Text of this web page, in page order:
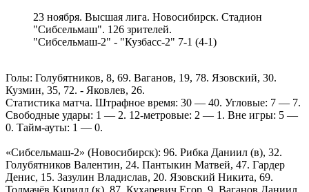
23 ноября. Высшая лига. Новосибирск. Стадион
"Сибсельмаш". 126 зрителей.
"Сибсельмаш-2" - "Кузбасс-2" 7-1 (4-1)
Голы: Голубятников, 8, 69. Ваганов, 19, 78. Язовский, 30.
Кузмин, 35, 72. - Яковлев, 26.
Статистика матча. Штрафное время: 30 — 40. Угловые: 7 — 7.
Свободные удары: 1 — 2. 12-метровые: 2 — 1. Вне игры: 5 —
0. Тайм-ауты: 1 — 0.
«Сибсельмаш-2» (Новосибирск): 96. Рибка Даниил (в), 32.
Голубятников Валентин, 24. Пантыкин Матвей, 47. Гардер
Денис, 15. Зазулин Владислав, 20. Язовский Никита, 69.
Толмачёв Кирилл (к), 87. Кухаревич Егор, 9. Ваганов Даниил,